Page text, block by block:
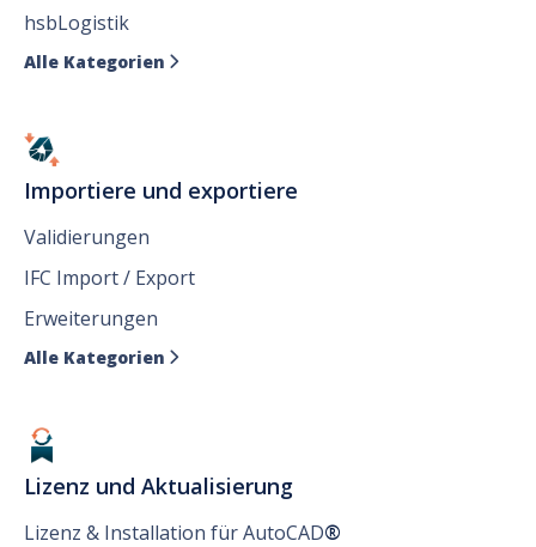
hsbLogistik
Alle Kategorien 
Importiere und exportiere
Validierungen
IFC Import / Export
Erweiterungen
Alle Kategorien 
Lizenz und Aktualisierung
Lizenz & Installation für AutoCAD®